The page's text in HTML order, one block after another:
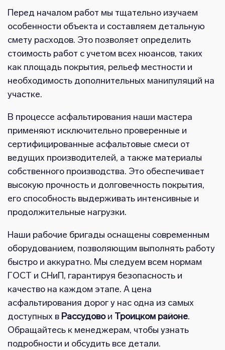
Перед началом работ мы тщательно изучаем
особенности объекта и составляем детальную
смету расходов. Это позволяет определить
стоимость работ с учетом всех нюансов, таких
как площадь покрытия, рельеф местности и
необходимость дополнительных манипуляций на
участке.
В процессе асфальтирования наши мастера
применяют исключительно проверенные и
сертифицированные асфальтовые смеси от
ведущих производителей, а также материалы
собственного производства. Это обеспечивает
высокую прочность и долговечность покрытия,
его способность выдерживать интенсивные и
продолжительные нагрузки.
Наши рабочие бригады оснащены современным
оборудованием, позволяющим выполнять работу
быстро и аккуратно. Мы следуем всем нормам
ГОСТ и СНиП, гарантируя безопасность и
качество на каждом этапе. А цена
асфальтирования дорог у нас одна из самых
доступных в Рассудовои Троицком районе.
Обращайтесь к менеджерам, чтобы узнать
подробности и обсудить все детали.